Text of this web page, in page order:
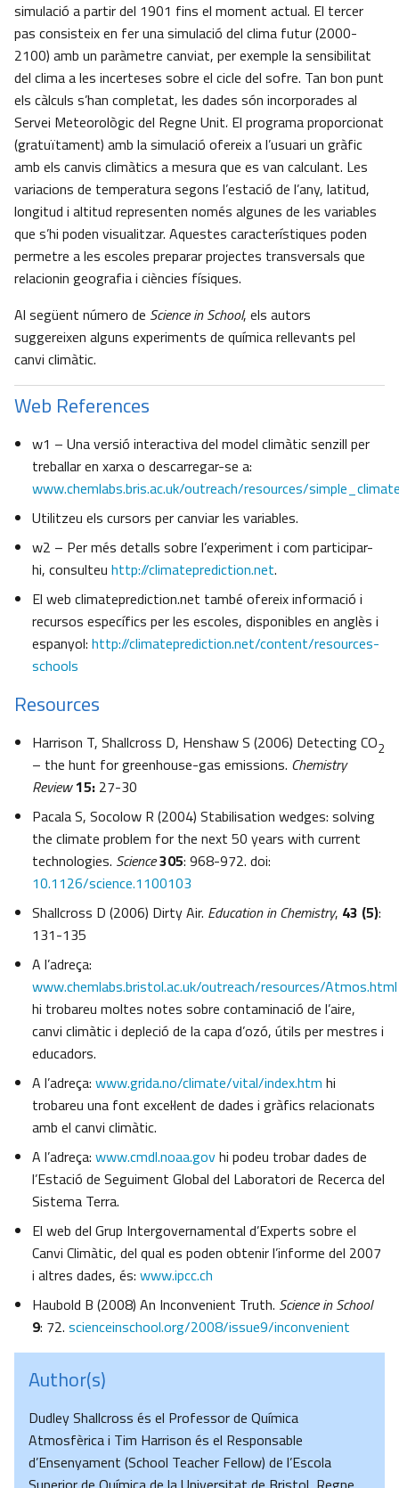
simulació a partir del 1901 fins el moment actual. El tercer
pas consisteix en fer una simulació del clima futur (2000-
2100) amb un paràmetre canviat, per exemple la sensibilitat
del clima a les incerteses sobre el cicle del sofre. Tan bon punt
els càlculs s’han completat, les dades són incorporades al
Servei Meteorològic del Regne Unit. El programa proporcionat
(gratuïtament) amb la simulació ofereix a l’usuari un gràfic
amb els canvis climàtics a mesura que es van calculant. Les
variacions de temperatura segons l’estació de l’any, latitud,
longitud i altitud representen només algunes de les variables
que s’hi poden visualitzar. Aquestes característiques poden
permetre a les escoles preparar projectes transversals que
relacionin geografia i ciències físiques.
Al següent número de Science in School, els autors
suggereixen alguns experiments de química rellevants pel
canvi climàtic.
Web References
w1 – Una versió interactiva del model climàtic senzill per
treballar en xarxa o descarregar-se a:
www.chemlabs.bris.ac.uk/outreach/resources/
Utilitzeu els cursors per canviar les variables.
w2 – Per més detalls sobre l’experiment i com participar-
hi, consulteu http://climateprediction.net.
El web climateprediction.net també ofereix informació i
recursos específics per les escoles, disponibles en anglès i
espanyol: http://climateprediction.net/content/resources-
schools
Resources
Harrison T, Shallcross D, Henshaw S (2006) Detecting CO2
– the hunt for greenhouse-gas emissions. Chemistry
Review15: 27-30
Pacala S, Socolow R (2004) Stabilisation wedges: solving
the climate problem for the next 50 years with current
technologies. Science305: 968-972. doi:
10.1126/science.1100103
Shallcross D (2006) Dirty Air. Education in Chemistry, 43 (5):
131-135
A l’adreça:
www.chemlabs.bristol.ac.uk/outreach/resources/Atmos.html
hi trobareu moltes notes sobre contaminació de l’aire,
canvi climàtic i depleció de la capa d’ozó, útils per mestres i
educadors.
A l’adreça: www.grida.no/climate/vital/index.htm hi
trobareu una font excel·lent de dades i gràfics relacionats
amb el canvi climàtic.
A l’adreça: www.cmdl.noaa.govhi podeu trobar dades de
l’Estació de Seguiment Global del Laboratori de Recerca del
Sistema Terra.
El web del Grup Intergovernamental d’Experts sobre el
Canvi Climàtic, del qual es poden obtenir l’informe del 2007
i altres dades, és: www.ipcc.ch
Haubold B (2008) An Inconvenient Truth. Science in School
9: 72. scienceinschool.org/2008/issue9/inconvenient
Author(s)
Dudley Shallcross és el Professor de Química
Atmosfèrica i Tim Harrison és el Responsable
d’Ensenyament (School Teacher Fellow) de l’Escola